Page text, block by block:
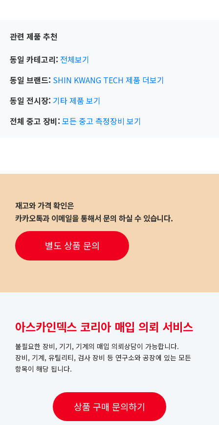
관련 제품 추천
동일 카테고리: 전체보기
동일 브랜드: SHIN KWANG TECH 제품 더보기
동일 전시장: 기타제품 보기
전체 중고 장비: 모든 중고 측정장비 보기
재고와 가격 확인은
카카오톡과 이메일을 통해서 문의 하실 수 있습니다.
별도 상품 문의
아스카인덱스 코리아 매입 의뢰 서비스
불필요한 장비, 기기, 기계의 매입 의뢰상담이 가능합니다.
장비, 기계, 유틸리티, 검사 장비 등 연구소와 공장에 있는 모든
항목이 해당 됩니다.
상품 구매 문의하기